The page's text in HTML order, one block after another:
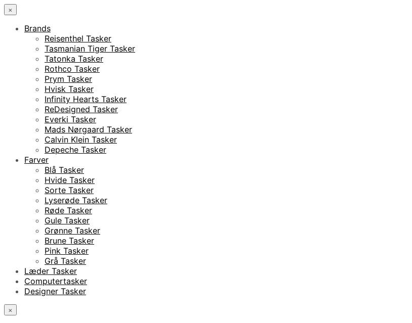
×
Brands
Reisenthel Tasker
Tasmanian Tiger Tasker
Tatonka Tasker
Rothco Tasker
Prym Tasker
Hvisk Tasker
Infinity Hearts Tasker
ReDesigned Tasker
Everki Tasker
Mads Nørgaard Tasker
Calvin Klein Tasker
Depeche Tasker
Farver
Blå Tasker
Hvide Tasker
Sorte Tasker
Lyserøde Tasker
Røde Tasker
Gule Tasker
Grønne Tasker
Brune Tasker
Pink Tasker
Grå Tasker
Læder Tasker
Computertasker
Designer Tasker
×